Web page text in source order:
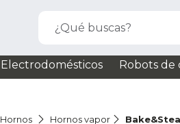
¿Qué buscas?
Electrodomésticos Robots de
Hornos Hornos vapor